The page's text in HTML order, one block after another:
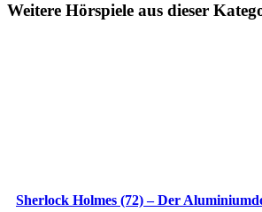
Weitere Hörspiele aus dieser
Sherlock Holmes (72) – Der